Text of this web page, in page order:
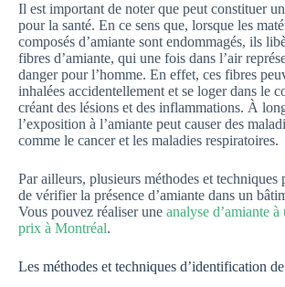
Il est important de noter que peut constituer
pour la santé. En ce sens que, lorsque les
composés d’amiante sont endommagés, ils
fibres d’amiante, qui une fois dans l’air
danger pour l’homme. En effet, ces fibres
inhalées accidentellement et se loger dans le
créant des lésions et des inflammations. À
l’exposition à l’amiante peut causer des
comme le cancer et les maladies respiratoires.
Par ailleurs, plusieurs méthodes et techniques
de vérifier la présence d’amiante dans un
Vous pouvez réaliser une analyse d’amiante à
prix à Montréal.
Les méthodes et techniques d’identification